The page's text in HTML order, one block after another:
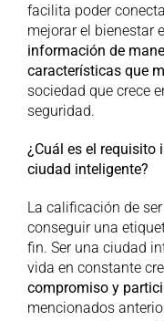
facilita poder
mejorar el bienestar
información de
características que
sociedad que crece
seguridad.
¿Cuál es el requisito
ciudad inteligente?
La calificación de
conseguir una
fin. Ser una ciudad
vida en constante
compromiso y
mencionados